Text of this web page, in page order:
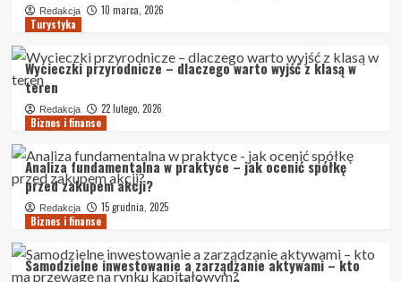
Redakcja
10 marca, 2026
Turystyka
Wycieczki przyrodnicze – dlaczego warto wyjść z klasą w
teren
Redakcja
22 lutego, 2026
Biznes i finanse
Analiza fundamentalna w praktyce – jak ocenić spółkę
przed zakupem akcji?
Redakcja
15 grudnia, 2025
Biznes i finanse
Samodzielne inwestowanie a zarządzanie aktywami – kto